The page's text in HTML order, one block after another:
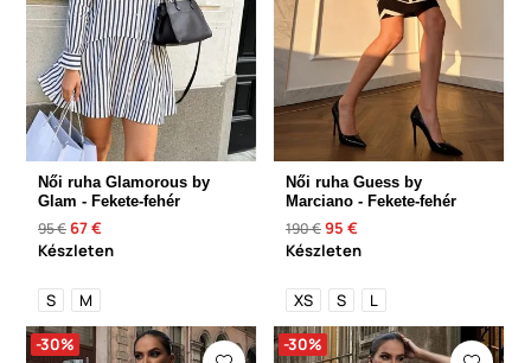
Női ruha Glamorous by
Glam - Fekete-fehér
95 € 67 €
Készleten
S M
Női ruha Guess by
Marciano - Fekete-fehér
190 €95 €
Készleten
XS S L
-30% -30%